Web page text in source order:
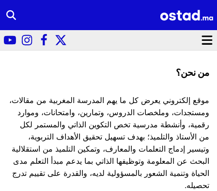
من نحن؟
موقع إلكتروني يعرض كل ما يهم المدرسة المغربية من مقالات،
ومستجدات، وملخصات الدروس، وتمارين، وامتحانات، وموارد
رقمية، وأنشطة مدرسية تخص التكوين الذاتي والمستمر لكل
من الأستاذ والتلميذ؛ بهدف تسهيل تحقيق الأهداف التربوية،
وتيسير إدماج التعلمات والمعارف، وتمكين التلميذ من استقلالية
البحث عن المعلومة وتوظيفها الذاتي بما يدعم مبدأ التعلم مدى
الحياة وتنمية الشعور بالمسؤولية لديه، والقدرة على تقييم تدرج
تحصيله.